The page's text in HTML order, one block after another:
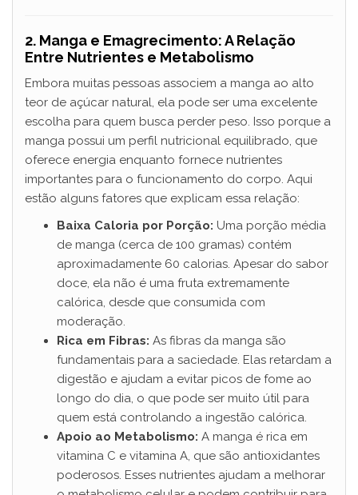
2. Manga e Emagrecimento: A Relação
Entre Nutrientes e Metabolismo
Embora muitas pessoas associem a manga ao alto
teor de açúcar natural, ela pode ser uma excelente
escolha para quem busca perder peso. Isso porque a
manga possui um perfil nutricional equilibrado, que
oferece energia enquanto fornece nutrientes
importantes para o funcionamento do corpo. Aqui
estão alguns fatores que explicam essa relação:
Baixa Caloria por Porção: Uma porção média
de manga (cerca de 100 gramas) contém
aproximadamente 60 calorias. Apesar do sabor
doce, ela não é uma fruta extremamente
calórica, desde que consumida com
moderação.
Rica em Fibras: As fibras da manga são
fundamentais para a saciedade. Elas retardam a
digestão e ajudam a evitar picos de fome ao
longo do dia, o que pode ser muito útil para
quem está controlando a ingestão calórica.
Apoio ao Metabolismo: A manga é rica em
vitamina C e vitamina A, que são antioxidantes
poderosos. Esses nutrientes ajudam a melhorar